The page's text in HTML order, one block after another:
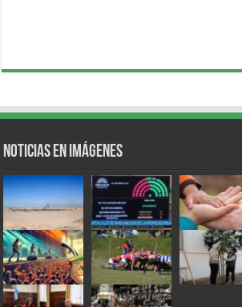
Noticias en Imágenes